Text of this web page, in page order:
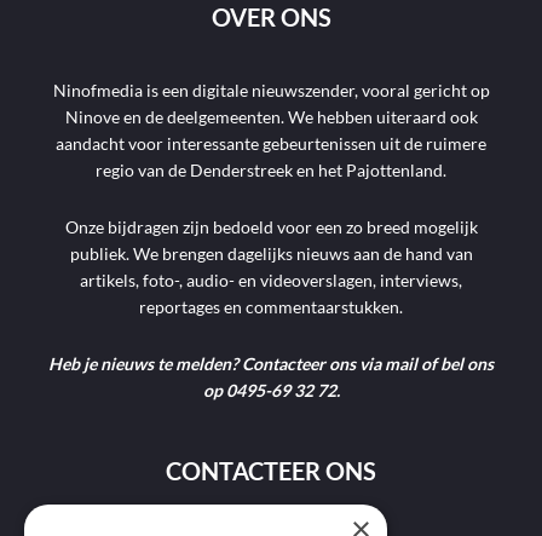
OVER ONS
Ninofmedia is een digitale nieuwszender, vooral gericht op
Ninove en de deelgemeenten. We hebben uiteraard ook
aandacht voor interessante gebeurtenissen uit de ruimere
regio van de Denderstreek en het Pajottenland.
Onze bijdragen zijn bedoeld voor een zo breed mogelijk
publiek. We brengen dagelijks nieuws aan de hand van
artikels, foto-, audio- en videoverslagen, interviews,
reportages en commentaarstukken.
Heb je nieuws te melden? Contacteer ons via mail of bel ons
op 0495-69 32 72.
CONTACTEER ONS